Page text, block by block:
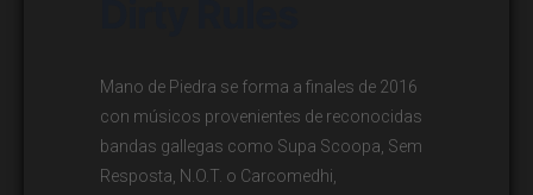
Mano de Piedra se forma a finales de 2016
con músicos provenientes de reconocidas
bandas gallegas como Supa Scoopa, Sem
Resposta, N.O.T. o Carcomedhi,